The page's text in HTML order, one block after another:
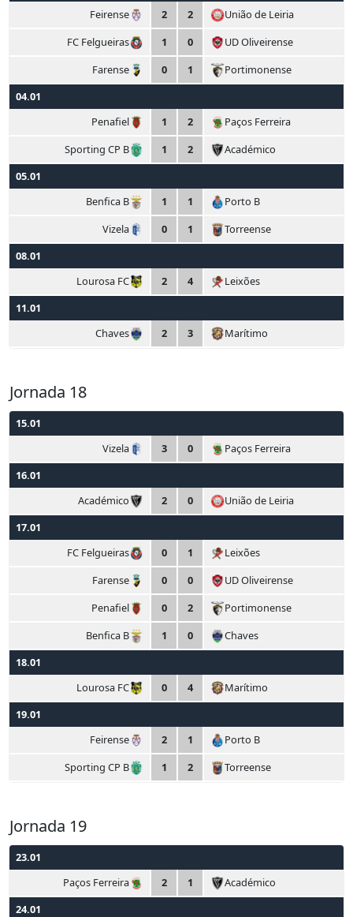
Feirense
2 2
União de Leiria
FC Felgueiras
1 0
UD Oliveirense
Farense
0 1
Portimonense
04.01
Penafiel
1 2
Paços Ferreira
Sporting CP B
1 2
Académico
05.01
Benfica B
1 1
Porto B
Vizela
0 1
Torreense
08.01
Lourosa FC
2 4
Leixões
11.01
Chaves
2 3 Marítimo
Jornada 18
15.01
Vizela
3 0
Paços Ferreira
16.01
Académico
2 0
União de Leiria
17.01
FC Felgueiras
0 1
Leixões
Farense
0 0
UD Oliveirense
Penafiel
0 2
Portimonense
Benfica B
1 0
Chaves
18.01
Lourosa FC
0 4
Marítimo
19.01
Feirense
2 1
Porto B
Sporting CP B
1 2 Torreense
Jornada 19
23.01
Paços Ferreira
2 1
Académico
24.01